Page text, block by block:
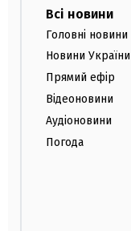
Всі новини
Головні новини
Новини України
Прямий ефір
Відеоновини
Аудіоновини
Погода